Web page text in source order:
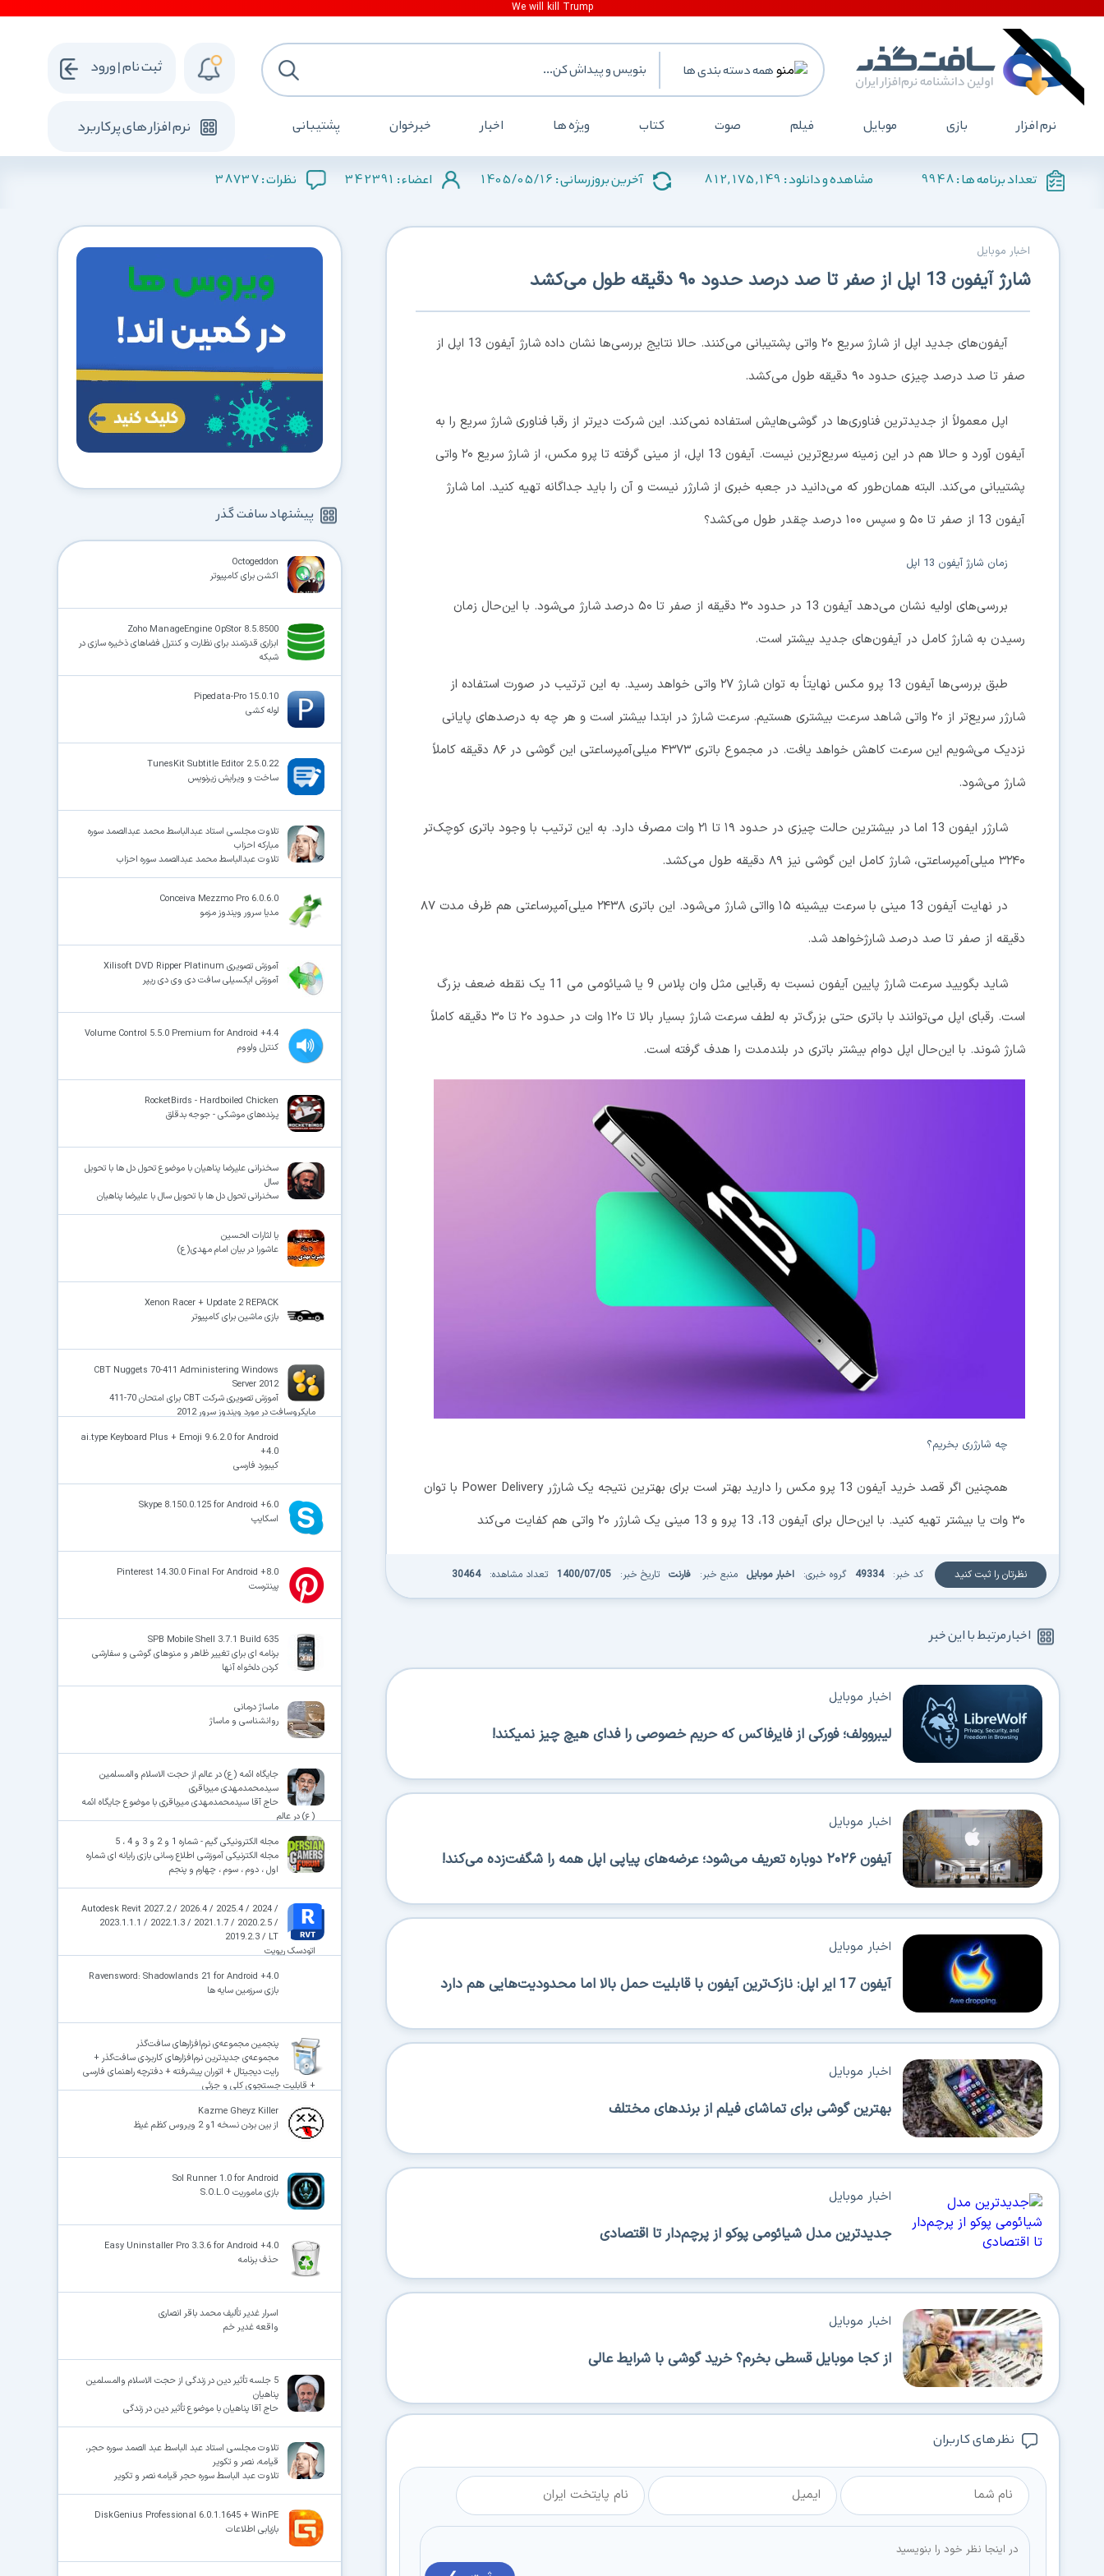
همه دسته بندی ها
نرم افزار بازی موبایل فیلم صوت کتاب ویژه ها اخبار خبرخوان پشتیبانی نرم افزار های پرکاربرد
ثبت نام | ورود
تعداد برنامه ها :9948 مشاهده و دانلود : 812,175,149 آخرین بروزرسانی : 1405/05/16 اعضاء : 342391 نظرات :38737
اخبار موبایل
شارژ آیفون 13 اپل از صفر تا صد درصد حدود ۹۰ دقیقه طول می‌کشد
آیفون‌های جدید اپل از شارژ سریع ۲۰ واتی پشتیبانی می‌کنند. حالا نتایج بررسی‌ها نشان داده شارژ آیفون 13 اپل از
صفر تا صد درصد چیزی حدود ۹۰ دقیقه طول می‌کشد.
اپل معمولاً از جدیدترین فناوری‌ها در گوشی‌هایش استفاده نمی‌کند. این شرکت دیرتر از رقبا فناوری شارژ سریع را به
آیفون آورد و حالا هم در این زمینه سریع‌ترین نیست. آیفون 13 اپل، از مینی گرفته تا پرو مکس، از شارژ سریع ۲۰ واتی
پشتیبانی می‌کند. البته همان‌طور که می‌دانید در جعبه خبری از شارژر نیست و آن را باید جداگانه تهیه کنید. اما شارژ
آیفون 13 از صفر تا ۵۰ و سپس ۱۰۰ درصد چقدر طول می‌کشد؟
زمان شارژ آیفون 13 اپل
بررسی‌های اولیه نشان می‌دهد آیفون 13 در حدود ۳۰ دقیقه از صفر تا ۵۰ درصد شارژ می‌شود. با این‌حال زمان
رسیدن به شارژ کامل در آیفون‌های جدید بیشتر است.
طبق بررسی‌ها آیفون 13 پرو مکس نهایتاً به توان شارژ ۲۷ واتی خواهد رسید. به این ترتیب در صورت استفاده از
شارژر سریع‌تر از ۲۰ واتی شاهد سرعت بیشتری هستیم. سرعت شارژ در ابتدا بیشتر است و هر چه به درصدهای پایانی
نزدیک می‌شویم این سرعت کاهش خواهد یافت. در مجموع باتری ۴۳۷۳ میلی‌آمپرساعتی این گوشی در ۸۶ دقیقه کاملاً
شارژ می‌شود.
شارژر ایفون 13 اما در بیشترین حالت چیزی در حدود ۱۹ تا ۲۱ وات مصرف دارد. به این ترتیب با وجود باتری کوچک‌تر
۳۲۴۰ میلی‌آمپرساعتی، شارژ کامل این گوشی نیز ۸۹ دقیقه طول می‌کشد.
در نهایت آیفون 13 مینی با سرعت بیشینه ۱۵ وااتی شارژ می‌شود. این باتری ۲۴۳۸ میلی‌آمپرساعتی هم ظرف مدت ۸۷
دقیقه از صفر تا صد درصد شارژ‌خواهد شد.
شاید بگویید سرعت شارژ پایین آیفون نسبت به رقبایی مثل وان پلاس 9 یا شیائومی می 11 یک نقطه ضعف بزرگ
است. رقبای اپل می‌توانند با باتری حتی بزرگ‌تر به لطف سرعت شارژ بسیار بالا تا ۱۲۰ وات در حدود ۲۰ تا ۳۰ دقیقه کاملاً
شارژ شوند. با این‌حال اپل دوام بیشتر باتری در بلندمدت را هدف گرفته است.
چه شارژری بخریم؟
همچنین اگر قصد خرید آیفون 13 پرو مکس را دارید بهتر است برای بهترین نتیجه یک شارژر Power Delivery با توان
۳۰ وات یا بیشتر تهیه کنید. با این‌حال برای آیفون 13، 13 پرو و 13 مینی یک شارژر ۲۰ واتی هم کفایت می‌کند
نظرتان را ثبت کنید کد خبر: 49334 گروه خبری: اخبار موبایل منبع خبر: فارنت تاریخ خبر: 1400/07/05 تعداد مشاهده: 30464
اخبار مرتبط با این خبر
لیبروولف؛ فورکی از فایرفاکس که حریم خصوصی را فدای هیچ چیز نمیکند!
اخبار موبایل
آیفون ۲۰۲۶ دوباره تعریف می‌شود؛ عرضه‌های پیاپی اپل همه را شگفت‌زده می‌کند!
اخبار موبایل
آیفون 17 ایر اپل: نازک‌ترین آیفون با قابلیت حمل بالا اما محدودیت‌هایی هم دارد
اخبار موبایل
بهترین گوشی برای تماشای فیلم از برندهای مختلف
اخبار موبایل
جدیدترین مدل شیائومی پوکو از پرچم‌دار تا اقتصادی
اخبار موبایل
از کجا موبایل قسطی بخرم؟ خرید گوشی با شرایط عالی
اخبار موبایل
نظر های کاربران
پیشنهاد سافت گذر
Octogeddon
اکشن برای کامپیوتر
Zoho ManageEngine OpStor 8.5.8500
ابزاری قدرتمند برای نظارت و کنترل فضاهای ذخیره سازی در
شبکه
Pipedata-Pro 15.0.10
لوله کشی
TunesKit Subtitle Editor 2.5.0.22
ساخت و ویرایش زیرنویس
تلاوت مجلسی استاد عبدالباسط محمد عبدالصمد سوره
مبارکه احزاب
تلاوت عبدالباسط محمد عبدالصمد سوره احزاب
Conceiva Mezzmo Pro 6.0.6.0
مدیا سرور ویندوز مزمو
آموزش تصویری Xilisoft DVD Ripper Platinum
آموزش ایکسیلی سافت دی وی دی ریپر
Volume Control 5.5.0 Premium for Android +4.4
کنترل ولووم
RocketBirds - Hardboiled Chicken
پرنده‌های موشکی - جوجه‌ بدقلق
سخنرانی علیرضا پناهیان با موضوع تحول دل ها با تحویل
سال
سخنرانی تحول دل ها با تحویل سال با علیرضا پناهیان
یا لثارات الحسین
عاشورا در بیان امام مهدی(ع)
Xenon Racer + Update 2 REPACK
بازی ماشین برای کامپیوتر
CBT Nuggets 70-411 Administering Windows
Server 2012
آموزش تصویری شرکت CBT برای امتحان 70-411
مایکروسافت در مورد ویندوز سرور 2012
ai.type Keyboard Plus + Emoji 9.6.2.0 for Android
+4.0
کیبورد فارسی
Skype 8.150.0.125 for Android +6.0
اسکایپ
Pinterest 14.30.0 Final For Android +8.0
پینترست
SPB Mobile Shell 3.7.1 Build 635
برنامه ای برای تغییر ظاهر و منوهای گوشی و سفارشی
کردن دلخواه آنها
ماساژ درمانی
روانشناسی و ماساژ
جایگاه ائمه (ع) در عالم از حجت الاسلام والمسلمین
سیدمحمدمهدی میرباقری
حاج آقا سیدمحمدمهدی میرباقری با موضوع جایگاه ائمه
(ع) در عالم
مجله الکترونیکی گیم - شماره 1 و 2 و 3 و 4 ، 5
مجله الکترنیکی آموزشی اطلاع رسانی بازی رایانه ای شماره
اول ، دوم ، سوم ، چهارم و پنجم
Autodesk Revit 2027.2 / 2026.4 / 2025.4 / 2024 /
2023.1.1.1 / 2022.1.3 / 2021.1.7 / 2020.2.5 /
2019.2.3 / LT
اتودسک ریویت
Ravensword: Shadowlands 21 for Android +4.0
بازی سرزمین سایه ها
پنجمین مجموعه‌ی نرم‌افزارهای سافت‌گذر
مجموعه‌ی جدیدترین نرم‌افزارهای کاربردی سافت‌گذر +
رایت دیجیتال + اتوران پیشرفته + دفترچه راهنمای فارسی
+ قابلیت جستجوی کلی و جزئی
Kazme Gheyz Killer
از بین بردن نسخه 1و 2 ویروس کظم غیظ
Sol Runner 1.0 for Android
بازی ماموریت S.O.L.O
Easy Uninstaller Pro 3.3.6 for Android +4.0
حذف برنامه
اسرار غدیر تألیف محمد باقر انصاری
واقعه غدیر خم
5 جلسه تأثیر دین در زندگی از حجت الاسلام والمسلمین
پناهیان
حاج آقا پناهیان با موضوع تأثیر دین در زندگی
تلاوت مجلسی استاد عبد الباسط عبد الصمد سوره حجر،
قیامه، نصر و تکویر
تلاوت عبد الباسط سوره حجر قیامه نصر و تکویر
DiskGenius Professional 6.0.1.1645 + WinPE
بازیابی اطلاعات